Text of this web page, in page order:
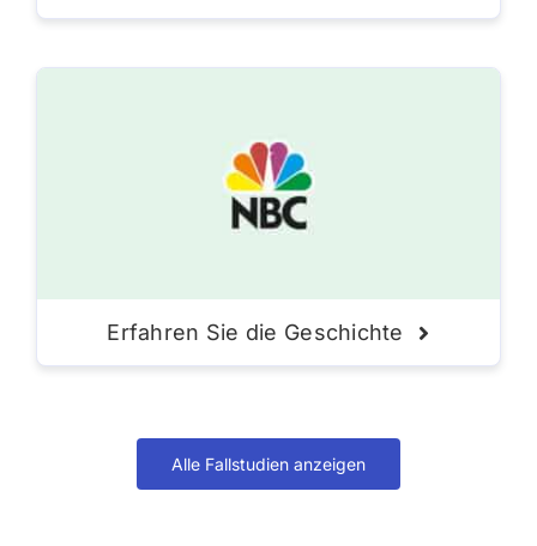
Erfahren Sie die Geschichte
Alle Fallstudien anzeigen